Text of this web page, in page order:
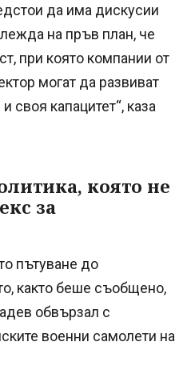
да има дискусии
на пръв план, че
при която компании от
могат да развиват
своя капацитет“, каза
която не
за
пътуване до
както беше съобщено,
обвързал с
военни самолети на